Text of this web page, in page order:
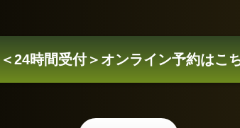
＜24時間受付＞ オンライン予約はこ